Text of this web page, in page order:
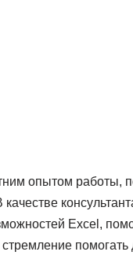
опытом работы,
Excel,
помогать